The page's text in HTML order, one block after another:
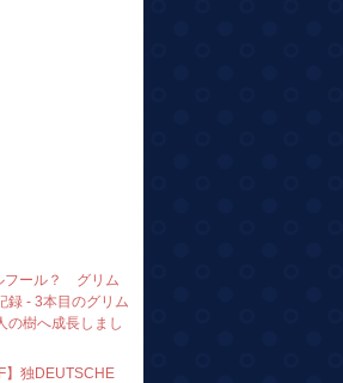
フール？ グリム
録 - 3本目のグリム
の樹へ成長しまし
】独DEUTSCHE